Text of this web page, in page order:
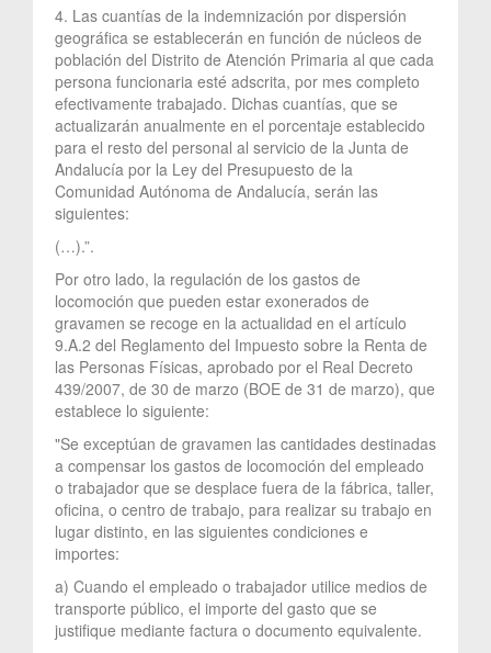
4. Las cuantías de la indemnización por dispersión
geográfica se establecerán en función de núcleos de
población del Distrito de Atención Primaria al que cada
persona funcionaria esté adscrita, por mes completo
efectivamente trabajado. Dichas cuantías, que se
actualizarán anualmente en el porcentaje establecido
para el resto del personal al servicio de la Junta de
Andalucía por la Ley del Presupuesto de la
Comunidad Autónoma de Andalucía, serán las
siguientes:
(…).”.
Por otro lado, la regulación de los gastos de
locomoción que pueden estar exonerados de
gravamen se recoge en la actualidad en el artículo
9.A.2 del Reglamento del Impuesto sobre la Renta de
las Personas Físicas, aprobado por el Real Decreto
439/2007, de 30 de marzo (BOE de 31 de marzo), que
establece lo siguiente:
"Se exceptúan de gravamen las cantidades destinadas
a compensar los gastos de locomoción del empleado
o trabajador que se desplace fuera de la fábrica, taller,
oficina, o centro de trabajo, para realizar su trabajo en
lugar distinto, en las siguientes condiciones e
importes:
a) Cuando el empleado o trabajador utilice medios de
transporte público, el importe del gasto que se
justifique mediante factura o documento equivalente.